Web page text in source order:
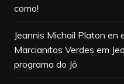
como!
Jeannis Michail Platon en
Marcianitos Verdes em
programa do Jô